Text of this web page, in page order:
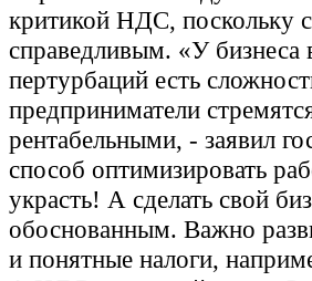
критикой НДС, поскольку
справедливым. «У бизнеса
пертурбаций есть
предприниматели
рентабельными, - заявил
способ оптимизировать
украсть! А сделать свой
обоснованным. Важно
и понятные налоги,